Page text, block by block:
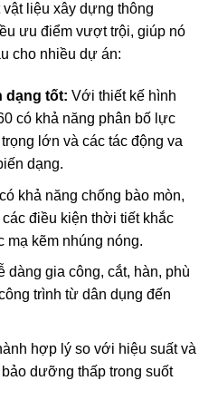
vật liệu xây dựng thông
ưu điểm vượt trội, giúp nó
cho nhiều dự án:
dạng tốt: Với thiết kế hình
có khả năng phân bố lực
lớn và các tác động va
dạng.
khả năng chống bào mòn,
điều kiện thời tiết khắc
mạ kẽm nhúng nóng.
dàng gia công, cắt, hàn, phù
trình từ dân dụng đến
hợp lý so với hiệu suất và
dưỡng thấp trong suốt